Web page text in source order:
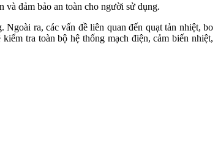
đảm bảo an toàn cho người sử dụng.
ra, các vấn đề liên quan đến quạt tản nhiệt, bo
tra toàn bộ hệ thống mạch điện, cảm biến nhiệt,